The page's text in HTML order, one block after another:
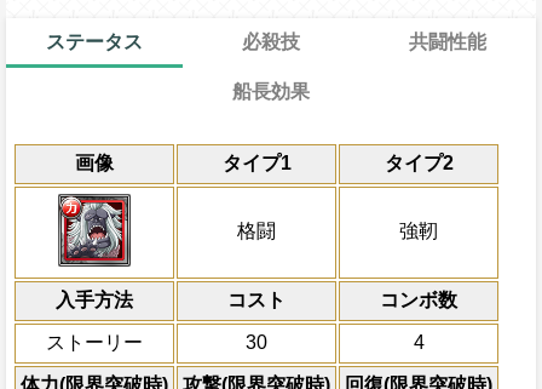
ステータス
画像 タイプ1 タイプ2
格闘 強靭
入手方法 コスト コンボ数
ストーリー 30 4
体力(限界突破時) 攻撃(限界突破時) 回復(限界突破時)
必殺技
通常
限界突破
通常時
1ターンの間、敵全体の防御力を激減し
上限突破
共闘性能
共闘性能
船長効果
冒険開始時の必殺タ
にし、他の属性キャ
ターン数：8
敵1体のHPを25%減
体力の上限を無視し
×30倍の全プレイヤー
船長効果
通常時
なし
Lv上限突破